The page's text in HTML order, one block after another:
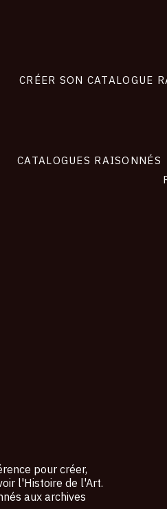
CRÉER SON CATALOGUE
CATALOGUES RAISONNÉS
pour créer,
l'Histoire de l'Art.
aux archives